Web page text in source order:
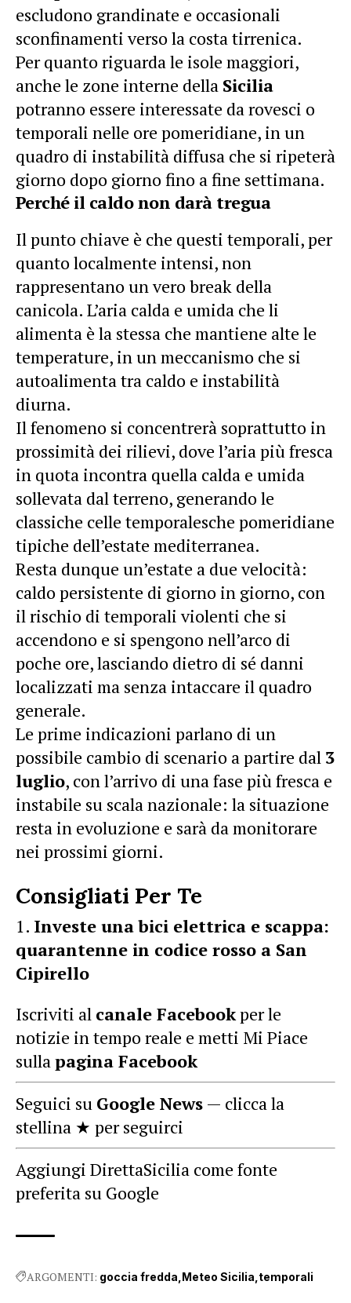
escludono grandinate e occasionali
sconfinamenti verso la costa tirrenica.
Per quanto riguarda le isole maggiori,
anche le zone interne della Sicilia
potranno essere interessate da rovesci o
temporali nelle ore pomeridiane, in un
quadro di instabilità diffusa che si ripeterà
giorno dopo giorno fino a fine settimana.
Perché il caldo non darà tregua
Il punto chiave è che questi temporali, per
quanto localmente intensi, non
rappresentano un vero break della
canicola. L’aria calda e umida che li
alimenta è la stessa che mantiene alte le
temperature, in un meccanismo che si
autoalimenta tra caldo e instabilità
diurna.
Il fenomeno si concentrerà soprattutto in
prossimità dei rilievi, dove l’aria più fresca
in quota incontra quella calda e umida
sollevata dal terreno, generando le
classiche celle temporalesche pomeridiane
tipiche dell’estate mediterranea.
Resta dunque un’estate a due velocità:
caldo persistente di giorno in giorno, con
ilrischio di temporali violenti che si
accendono e si spengono nell’arco di
poche ore, lasciando dietro di sé danni
localizzati ma senza intaccare il quadro
generale.
Le prime indicazioni parlano di un
possibile cambio di scenario a partire dal 3
luglio, con l’arrivo di una fase più fresca e
instabile su scala nazionale: la situazione
resta in evoluzione e sarà da monitorare
nei prossimi giorni.
Consigliati Per Te
Investe una bici elettrica e scappa:
quarantenne in codice rosso a San
Cipirello
Iscriviti al canale Facebookper le
notizie in tempo reale e metti Mi Piace
sullapagina Facebook
Seguici su Google News — clicca la
stellina ★ per seguirci
Aggiungi DirettaSicilia come fonte
preferita su Google
ARGOMENTI: goccia fredda Meteo Sicilia temporali